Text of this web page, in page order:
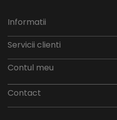
Informatii
Servicii clienti
Contul meu
Contact